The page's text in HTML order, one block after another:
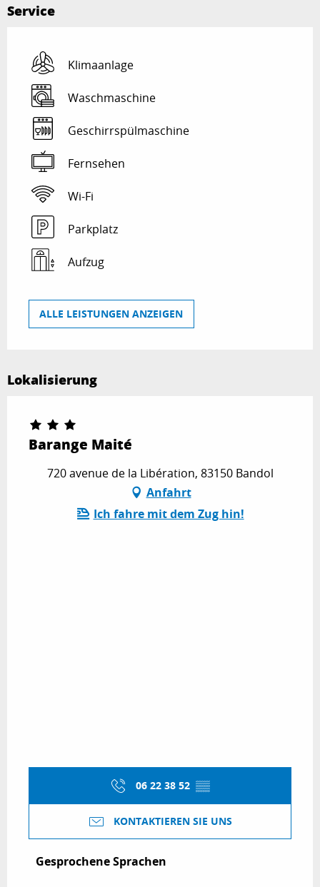
Service
Klimaanlage
Waschmaschine
Geschirrspülmaschine
Fernsehen
Wi-Fi
Parkplatz
Aufzug
ALLE LEISTUNGEN ANZEIGEN
Lokalisierung
Barange Maité
720 avenue de la Libération, 83150 Bandol
Anfahrt
Ich fahre mit dem Zug hin!
06 22 38 52 ▒▒
KONTAKTIEREN SIE UNS
Gesprochene Sprachen
Gesprochene Sprachen